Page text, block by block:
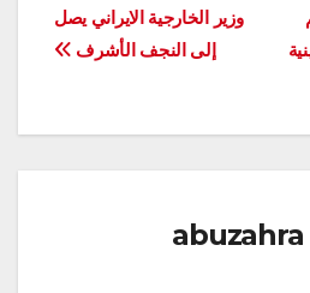
وزير الخارجية الايراني يصل
إلى النجف الأشرف
abuzahra